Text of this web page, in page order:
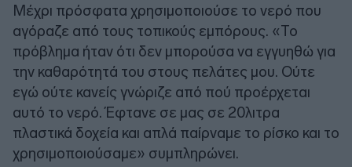
Μέχρι πρόσφατα χρησιμοποιούσε το νερό που
αγόραζε από τους τοπικούς εμπόρους. «Το
πρόβλημα ήταν ότι δεν μπορούσα να εγγυηθώ για
την καθαρότητά του στους πελάτες μου. Ούτε
εγώ ούτε κανείς γνώριζε από πού προέρχεται
αυτό το νερό. Έφτανε σε μας σε 20λιτρα
πλαστικά δοχεία και απλά παίρναμε το ρίσκο και το
χρησιμοποιούσαμε» συμπληρώνει.